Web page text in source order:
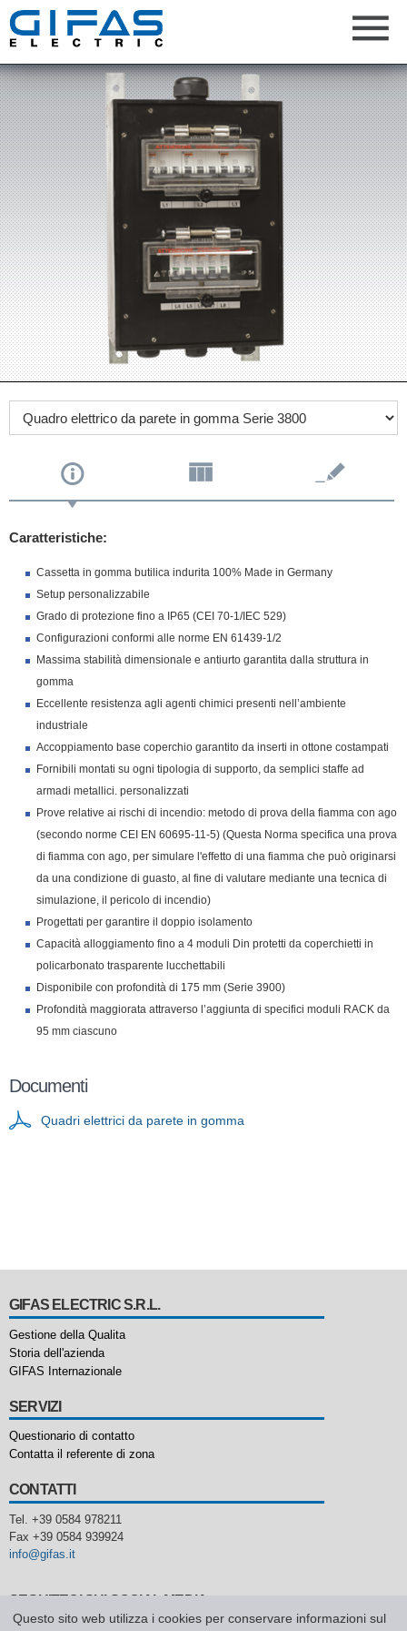
Caratteristiche:
Cassetta in gomma butilica indurita 100% Made in Germany
Setup personalizzabile
Grado di protezione fino a IP65 (CEI 70-1/IEC 529)
Configurazioni conformi alle norme EN 61439-1/2
Massima stabilità dimensionale e antiurto garantita dalla struttura in
gomma
Eccellente resistenza agli agenti chimici presenti nell’ambiente
industriale
Accoppiamento base coperchio garantito da inserti in ottone costampati
Fornibili montati su ogni tipologia di supporto, da semplici staffe ad
armadi metallici. personalizzati
Prove relative ai rischi di incendio: metodo di prova della fiamma con ago
(secondo norme CEI EN 60695-11-5) (Questa Norma specifica una prova
di fiamma con ago, per simulare l'effetto di una fiamma che può originarsi
da una condizione di guasto, al fine di valutare mediante una tecnica di
simulazione, il pericolo di incendio)
Progettati per garantire il doppio isolamento
Capacità alloggiamento fino a 4 moduli Din protetti da coperchietti in
policarbonato trasparente lucchettabili
Disponibile con profondità di 175 mm (Serie 3900)
Profondità maggiorata attraverso l’aggiunta di specifici moduli RACK da
95 mm ciascuno
Documenti
Quadri elettrici da parete in gomma
GIFAS ELECTRIC S.R.L.
Gestione della Qualita
Storia dell'azienda
GIFAS Internazionale
SERVIZI
Questionario di contatto
Contatta il referente di zona
CONTATTI
Tel. +39 0584 978211
Fax +39 0584 939924
info@gifas.it
SEGUITECI SUI SOCIAL MEDIA
Questo sito web utilizza i cookies per conservare informazioni sul